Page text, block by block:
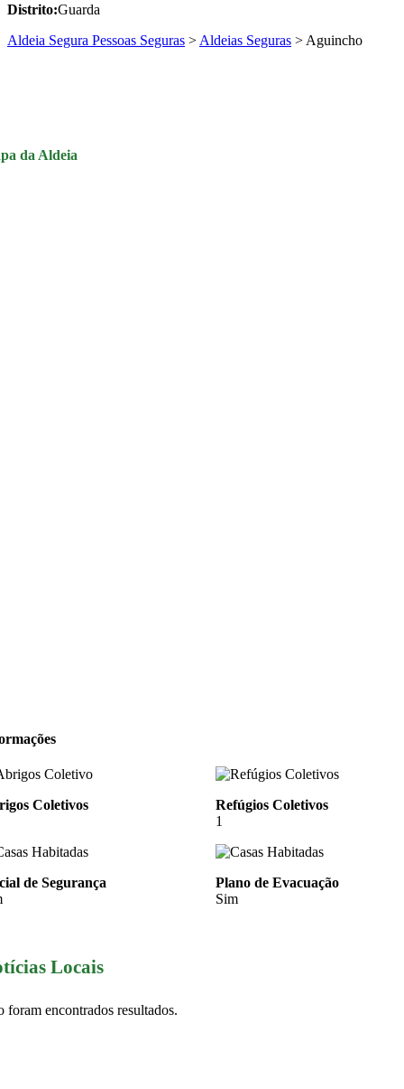
Distrito:Guarda
Aldeia Segura Pessoas Seguras > Aldeias Seguras > Aguincho
da Aldeia
Coletivos
Refúgios Coletivos
1
de Segurança
Plano de Evacuação
Sim
Locais
foram encontrados resultados.